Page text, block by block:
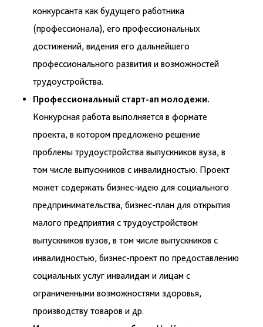
конкурсанта как будущего работника
(профессионала), его профессиональных
достижений, видения его дальнейшего
профессионального развития и возможностей
трудоустройства.
Профессиональный старт-ап молодежи.
Конкурсная работа выполняется в формате
проекта, в котором предложено решение
проблемы трудоустройства выпускников вуза, в
том числе выпускников с инвалидностью. Проект
может содержать бизнес-идею для социального
предпринимательства, бизнес-план для открытия
малого предприятия с трудоустройством
выпускников вузов, в том числе выпускников с
инвалидностью, бизнес-проект по предоставлению
социальных услуг инвалидам и лицам с
ограниченными возможностями здоровья,
производству товаров и др.